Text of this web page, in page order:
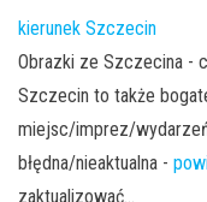
kierunek Szczecin
Obrazki ze Szczecina -
Szczecin to także
miejsc/imprez/
błędna/nieaktualna -
zaktualizować...